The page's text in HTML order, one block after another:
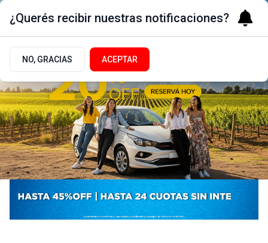
¿Querés recibir nuestras notificaciones?
NO, GRACIAS ACEPTAR